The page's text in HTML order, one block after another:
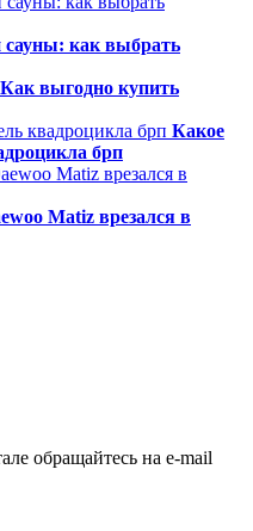
как выбрать
Как выгодно купить
Какое
брп
Matiz врезался в
обращайтесь на e-mail